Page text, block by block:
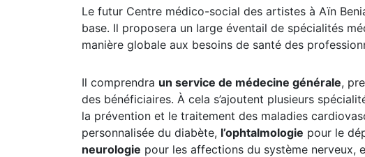
Le futur Centre médico-social des artistes à Aïn
base. Il proposera un large éventail de spécialités
manière globale aux besoins de santé des
Il comprendra un service de médecine générale,
des bénéficiaires. À cela s’ajoutent plusieurs
la prévention et le traitement des maladies
personnalisée du diabète, l’ophtalmologie pour le
neurologie pour les affections du système nerveux,